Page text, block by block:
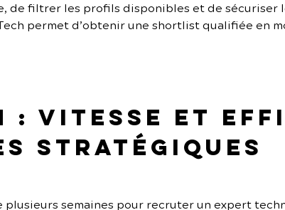
de filtrer les profils disponibles et de sécuriser
permet d’obtenir une shortlist qualifiée en
: vitesse et
stratégiques
semaines pour recruter un expert